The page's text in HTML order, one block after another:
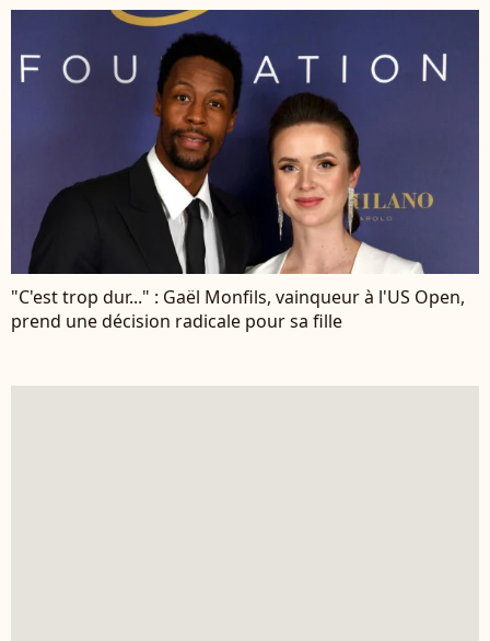
"C'est trop dur..." : Gaël Monfils, vainqueur à l'US Open,
prend une décision radicale pour sa fille